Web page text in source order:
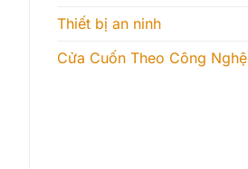
Thiết bị an ninh
Cửa Cuốn Theo Công Nghệ